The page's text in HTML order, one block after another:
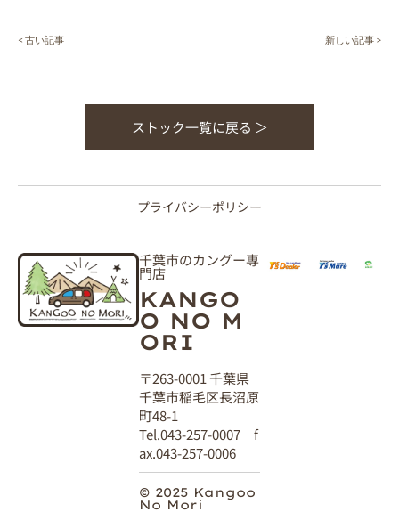
< 古い記事 新しい記事 >
ストック一覧に戻る ＞
プライバシーポリシー
千葉市のカングー専
門店
KANGO
O NO M
ORI
〒263-0001 千葉県
千葉市稲毛区長沼原
町48-1
Tel.043-257-0007 f
ax.043-257-0006
© 2025 Kangoo
No Mori